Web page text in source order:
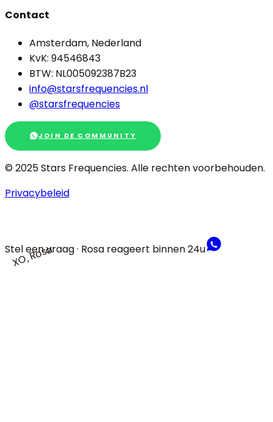
Contact
Amsterdam, Nederland
KvK: 94546843
BTW: NL005092387B23
info@starsfrequencies.nl
@starsfrequencies
JOIN DE COMMUNITY
© 2025 Stars Frequencies. Alle rechten voorbehouden.
Privacybeleid
XO, Rosa
Stel een vraag · Rosa reageert binnen 24u